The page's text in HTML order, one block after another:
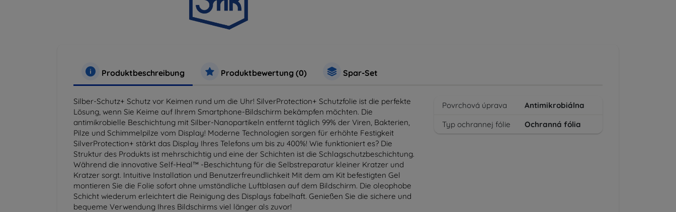
Produktbeschreibung Produktbewertung (0) Spar-Set
Silber-Schutz+ Schutz vor Keimen rund um die Uhr! SilverProtection+ Schutzfolie ist die perfekte
Lösung, wenn Sie Keime auf Ihrem Smartphone-Bildschirm bekämpfen möchten. Die
antimikrobielle Beschichtung mit Silber-Nanopartikeln entfernt täglich 99% der Viren, Bakterien,
Pilze und Schimmelpilze vom Display! Moderne Technologien sorgen für erhöhte Festigkeit
SilverProtection+ stärkt das Display Ihres Telefons um bis zu 400%! Wie funktioniert es? Die
Struktur des Produkts ist mehrschichtig und eine der Schichten ist die Schlagschutzbeschichtung.
Während die innovative Self-Heal™ -Beschichtung für die Selbstreparatur kleiner Kratzer und
Kratzer sorgt. Intuitive Installation und Benutzerfreundlichkeit Mit dem am Kit befestigten Gel
montieren Sie die Folie sofort ohne umständliche Luftblasen auf dem Bildschirm. Die oleophobe
Schicht wiederum erleichtert die Reinigung des Displays fabelhaft. Genießen Sie die sichere und
bequeme Verwendung Ihres Bildschirms viel länger als zuvor!
Povrchová úprava
Antimikrobiálna
Typ ochrannej fólie
Ochranná fólia